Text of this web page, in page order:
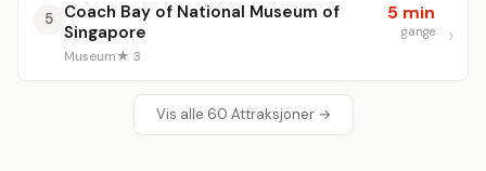
5
Coach Bay of National Museum of
Singapore
Museum★ 3
5 min
gange
Vis alle 60 Attraksjoner →